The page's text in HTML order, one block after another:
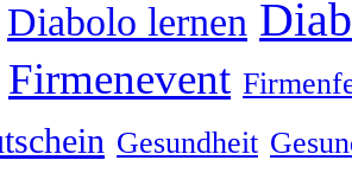
Diabolo lernen
Firmenevent
Gesundheit